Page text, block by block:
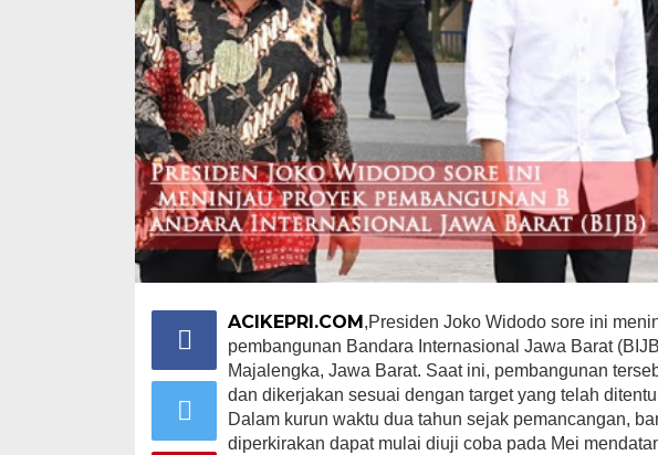
ACIKEPRI.COM,Presiden Joko Widodo sore ini
pembangunan Bandara Internasional Jawa Barat
Majalengka, Jawa Barat. Saat ini, pembangunan
dan dikerjakan sesuai dengan target yang telah
Dalam kurun waktu dua tahun sejak pemancangan,
diperkirakan dapat mulai diuji coba pada Mei